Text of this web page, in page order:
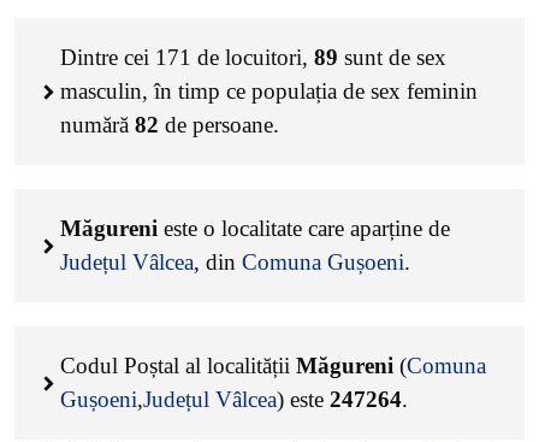
Dintre cei 171 de locuitori, 89 sunt de sex
masculin, în timp ce populația de sex feminin
numără 82 de persoane.
Măgureni este o localitate care aparține de
Județul Vâlcea, din Comuna Gușoeni.
Codul Poștal al localității Măgureni (Comuna
Gușoeni,Județul Vâlcea) este 247264.